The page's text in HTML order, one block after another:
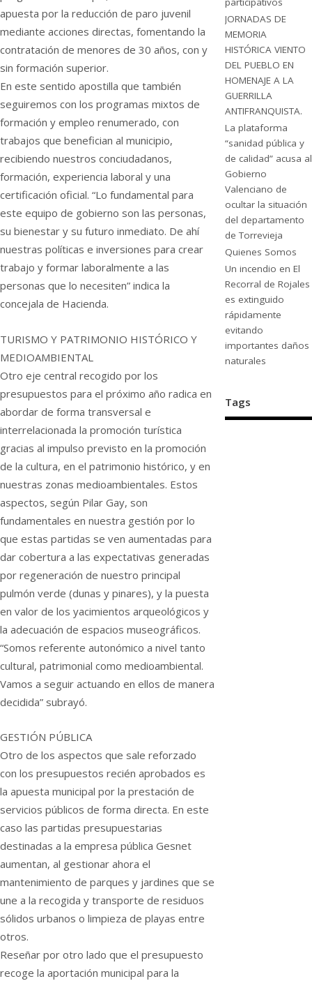
apuesta por la reducción de paro juvenil
mediante acciones directas, fomentando la
contratación de menores de 30 años, con y
sin formación superior.
En este sentido apostilla que también
seguiremos con los programas mixtos de
formación y empleo renumerado, con
trabajos que benefician al municipio,
recibiendo nuestros conciudadanos,
formación, experiencia laboral y una
certificación oficial. “Lo fundamental para
este equipo de gobierno son las personas,
su bienestar y su futuro inmediato. De ahí
nuestras políticas e inversiones para crear
trabajo y formar laboralmente a las
personas que lo necesiten” indica la
concejala de Hacienda.
TURISMO Y PATRIMONIO HISTÓRICO Y
MEDIOAMBIENTAL
Otro eje central recogido por los
presupuestos para el próximo año radica en
abordar de forma transversal e
interrelacionada la promoción turística
gracias al impulso previsto en la promoción
de la cultura, en el patrimonio histórico, y en
nuestras zonas medioambientales. Estos
aspectos, según Pilar Gay, son
fundamentales en nuestra gestión por lo
que estas partidas se ven aumentadas para
dar cobertura a las expectativas generadas
por regeneración de nuestro principal
pulmón verde (dunas y pinares), y la puesta
en valor de los yacimientos arqueológicos y
la adecuación de espacios museográficos.
“Somos referente autonómico a nivel tanto
cultural, patrimonial como medioambiental.
Vamos a seguir actuando en ellos de manera
decidida” subrayó.
GESTIÓN PÚBLICA
Otro de los aspectos que sale reforzado
con los presupuestos recién aprobados es
la apuesta municipal por la prestación de
servicios públicos de forma directa. En este
caso las partidas presupuestarias
destinadas a la empresa pública Gesnet
aumentan, al gestionar ahora el
mantenimiento de parques y jardines que se
une a la recogida y transporte de residuos
sólidos urbanos o limpieza de playas entre
otros.
Reseñar por otro lado que el presupuesto
recoge la aportación municipal para la
JORNADAS DE
MEMORIA
HISTÓRICA VIENTO
DEL PUEBLO EN
HOMENAJE A LA
GUERRILLA
ANTIFRANQUISTA.
La plataforma
“sanidad pública y
de calidad” acusa al
Gobierno
Valenciano de
ocultar la situación
del departamento
de Torrevieja
Quienes Somos
Un incendio en El
Recorral de Rojales
es extinguido
rápidamente
evitando
importantes daños
naturales
Tags